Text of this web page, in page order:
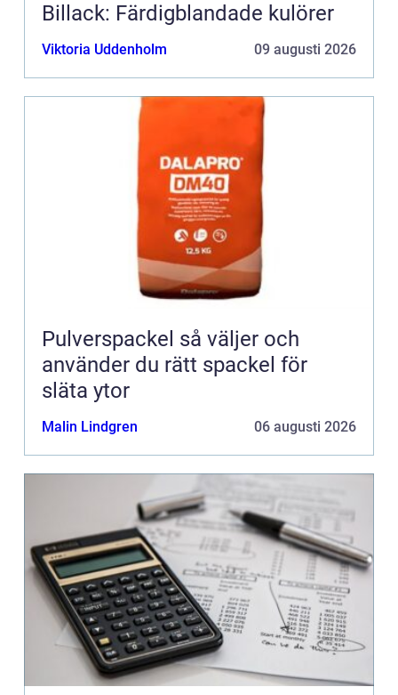
Billack: Färdigblandade kulörer
Viktoria Uddenholm 09 augusti 2026
Pulverspackel så väljer och
använder du rätt spackel för
släta ytor
Malin Lindgren 06 augusti 2026